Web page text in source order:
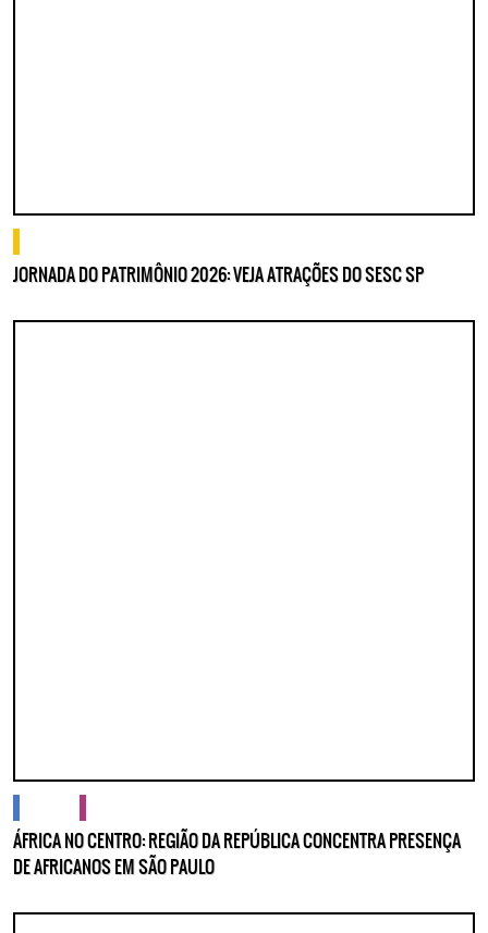
JORNADA DO PATRIMÔNIO 2026: VEJA ATRAÇÕES DO SESC SP
ÁFRICA NO CENTRO: REGIÃO DA REPÚBLICA CONCENTRA PRESENÇA
DE AFRICANOS EM SÃO PAULO